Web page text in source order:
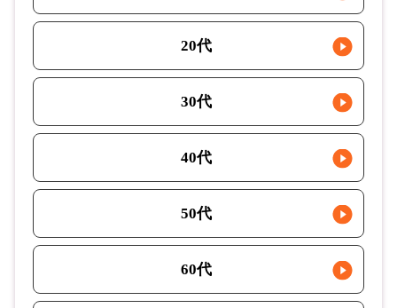
20代
30代
40代
50代
60代